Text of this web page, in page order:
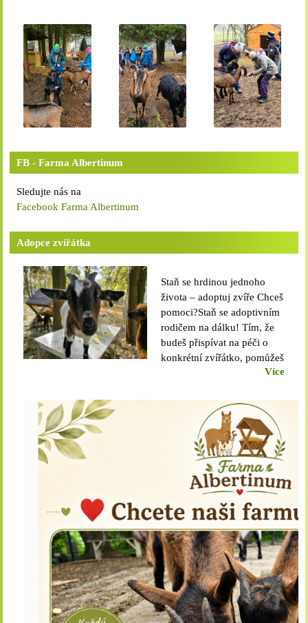
FB - Farma Albertinum
Sledujte nás na
Facebook Farma Albertinum
Adopce zvířátka
Staň se hrdinou jednoho
života – adoptuj zvíře Chceš
pomoci?Staň se adoptivním
rodičem na dálku! Tím, že
budeš přispívat na péči o
konkrétní zvířátko, pomůžeš
získat mnohem víc než jen
funguje?- Vybereš si
zvíře, kterému chceš
pomoci- Měsíčně (nebo
jednorázově) přispíváš na
jeho péči- Dostaneš
certifikát adoptivního
rodiče Co tvůj příspěvek
zajistí?- Kvalitní krmivo a
veterinární péči- Teplo,
pohodlí a pocit domova
v naší farmě- Společnost
a lásku od našeho
týmu Proč je adopce tak
super?- Pomáháš
zvířátku, které by jinak
Více
díky které si naše webové stránky pamatují vaše volby
ohledně toho, s jakými (netechnickými) cookies nám
umožňujete nakládat.
Cookies nikdy nepoužíváme k tomu, abychom vás osobně
jakkoli identifikovali, a nikdy do nich neumisťujeme citlivá
nebo osobní data.